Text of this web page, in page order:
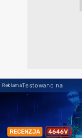
Testowano na
Reklama
RECENZJA 4646V